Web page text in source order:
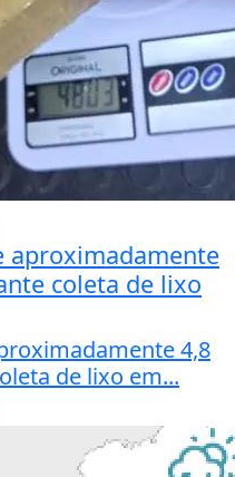
aproximadamente
coleta de lixo
4,8
de lixo em...